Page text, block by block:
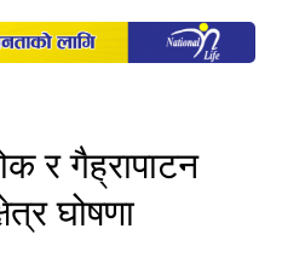
र गैह्रापाटन
घोषणा